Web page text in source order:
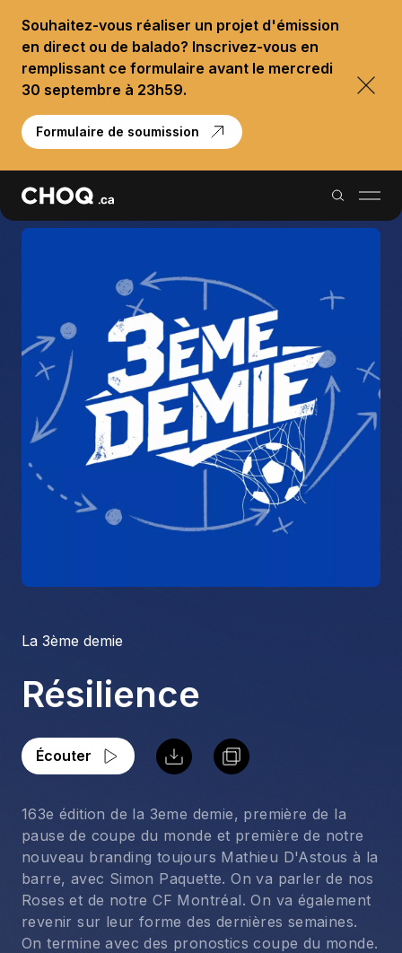
Souhaitez-vous réaliser un projet d'émission
en direct ou de balado? Inscrivez-vous en
remplissant ce formulaire avant le mercredi
30 septembre à 23h59.
Formulaire de soumission
Balados
Reportages
Palmarès
À propos
S'impliquer
Carrière
Location studio
La 3ème demie
Résilience
Écouter
163e édition de la 3eme demie, première de la
pause de coupe du monde et première de notre
nouveau branding toujours Mathieu D'Astous à la
barre, avec Simon Paquette. On va parler de nos
Roses et de notre CF Montréal. On va également
revenir sur leur forme des dernières semaines.
On termine avec des pronostics coupe du monde.